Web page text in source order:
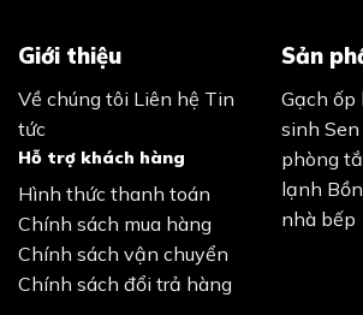
Giới thiệu
Về chúng tôi Liên hệ Tin
tức
Hỗ trợ khách hàng
Hình thức thanh toán
Chính sách mua hàng
Chính sách vận chuyển
Chính sách đổi trả hàng
Sản
Gạch ốp
sinh
phòng
lạnh
nhà bếp